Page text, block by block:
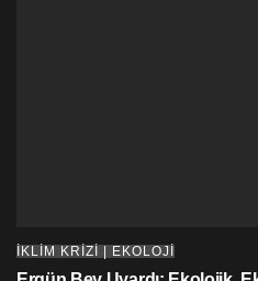
İKLİM KRİZİ | EKOLOJİ